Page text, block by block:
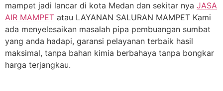
mampet jadi lancar di kota Medan dan sekitar nya JASA
AIR MAMPET atau LAYANAN SALURAN MAMPET Kami
ada menyelesaikan masalah pipa pembuangan sumbat
yang anda hadapi, garansi pelayanan terbaik hasil
maksimal, tanpa bahan kimia berbahaya tanpa bongkar
harga terjangkau.